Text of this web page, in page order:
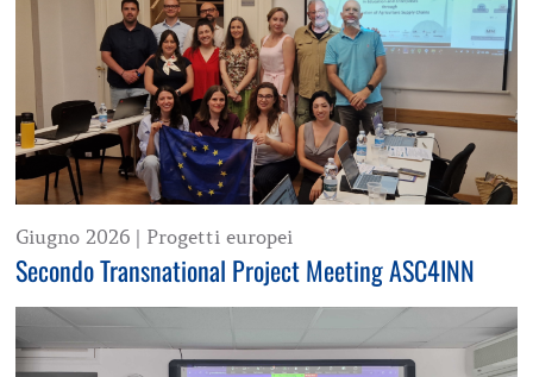
Giugno 2026 | Progetti europei
Secondo Transnational Project Meeting ASC4INN